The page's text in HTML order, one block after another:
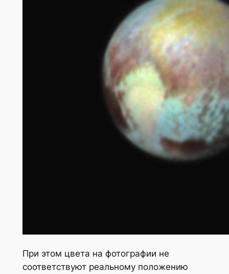
При этом цвета на фотографии не
соответствуют реальному положению